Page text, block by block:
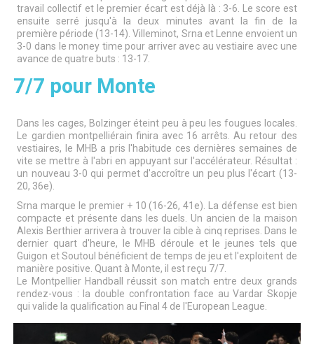
travail collectif et le premier écart est déjà là : 3-6. Le score est
ensuite serré jusqu'à la deux minutes avant la fin de la
première période (13-14). Villeminot, Srna et Lenne envoient un
3-0 dans le money time pour arriver avec au vestiaire avec une
avance de quatre buts : 13-17.
7/7 pour Monte
Dans les cages, Bolzinger éteint peu à peu les fougues locales.
Le gardien montpelliérain finira avec 16 arrêts. Au retour des
vestiaires, le MHB a pris l'habitude ces dernières semaines de
vite se mettre à l'abri en appuyant sur l'accélérateur. Résultat :
un nouveau 3-0 qui permet d'accroître un peu plus l'écart (13-
20, 36e).
Srna marque le premier + 10 (16-26, 41e). La défense est bien
compacte et présente dans les duels. Un ancien de la maison
Alexis Berthier arrivera à trouver la cible à cinq reprises. Dans le
dernier quart d'heure, le MHB déroule et le jeunes tels que
Guigon et Soutoul bénéficient de temps de jeu et l'exploitent de
manière positive. Quant à Monte, il est reçu 7/7.
Le Montpellier Handball réussit son match entre deux grands
rendez-vous : la double confrontation face au Vardar Skopje
qui valide la qualification au Final 4 de l'European League.